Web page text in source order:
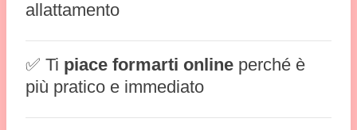
allattamento
✅ Ti piace formarti online perché è
più pratico e immediato